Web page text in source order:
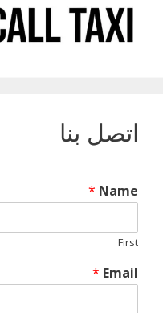
اتصل بنا
Name
*
First
Email
*